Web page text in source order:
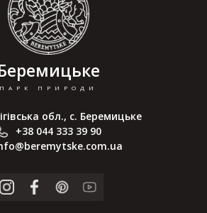
ПАРК ПРИРОДИ
обл., с. Беремицьке
+38 044 333 39 90